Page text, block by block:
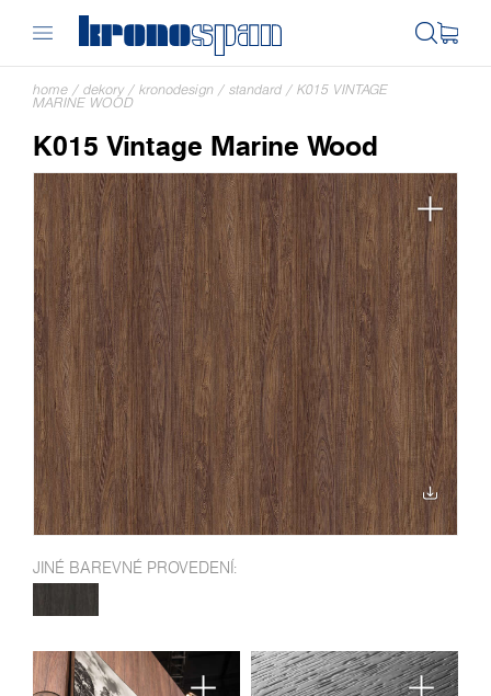
home / dekory / kronodesign / standard / K015 VINTAGE
MARINE WOOD
K015 Vintage Marine Wood
JINÉ BAREVNÉ PROVEDENÍ: